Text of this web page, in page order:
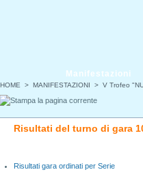
HOME > MANIFESTAZIONI > V Trofeo
Manifestazioni
Risultati del turno di gara
Risultati gara ordinati per Serie